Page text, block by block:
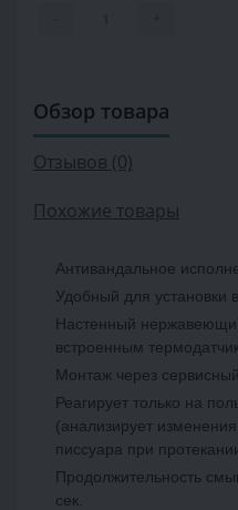
Обзор товара
Отзывов (0)
Похожие товары
Антивандальное
Удобный для установки
Настенный
встроенным
Монтаж через
Реагирует только на
(анализирует
писсуара при
Продолжительность
сек.